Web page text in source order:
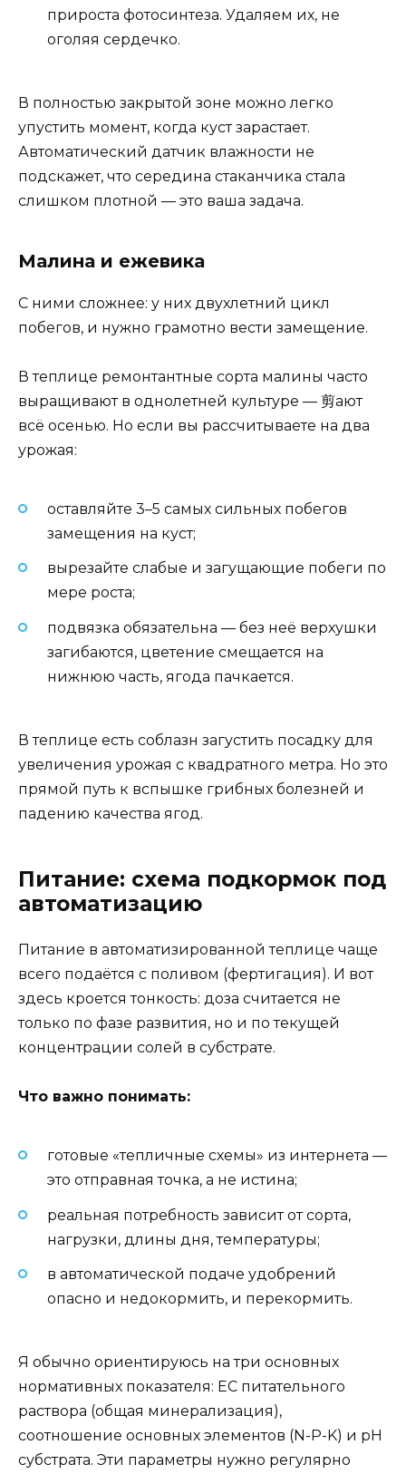
прироста фотосинтеза. Удаляем их, не
оголяя сердечко.
В полностью закрытой зоне можно легко
упустить момент, когда куст зарастает.
Автоматический датчик влажности не
подскажет, что середина стаканчика стала
слишком плотной — это ваша задача.
Малина и ежевика
С ними сложнее: у них двухлетний цикл
побегов, и нужно грамотно вести замещение.
В теплице ремонтантные сорта малины часто
выращивают в однолетней культуре — 剪ают
всё осенью. Но если вы рассчитываете на два
урожая:
оставляйте 3–5 самых сильных побегов
замещения на куст;
вырезайте слабые и загущающие побеги по
мере роста;
подвязка обязательна — без неё верхушки
загибаются, цветение смещается на
нижнюю часть, ягода пачкается.
В теплице есть соблазн загустить посадку для
увеличения урожая с квадратного метра. Но это
прямой путь к вспышке грибных болезней и
падению качества ягод.
Питание: схема подкормок под
автоматизацию
Питание в автоматизированной теплице чаще
всего подаётся с поливом (фертигация). И вот
здесь кроется тонкость: доза считается не
только по фазе развития, но и по текущей
концентрации солей в субстрате.
Что важно понимать:
готовые «тепличные схемы» из интернета —
это отправная точка, а не истина;
реальная потребность зависит от сорта,
нагрузки, длины дня, температуры;
в автоматической подаче удобрений
опасно и недокормить, и перекормить.
Я обычно ориентируюсь на три основных
нормативных показателя: EC питательного
раствора (общая минерализация),
соотношение основных элементов (N-P-K) и pH
субстрата. Эти параметры нужно регулярно